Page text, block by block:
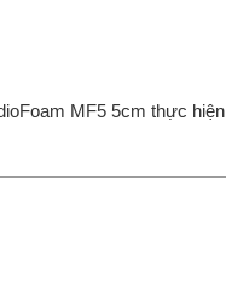
MF5 5cm thực hiện